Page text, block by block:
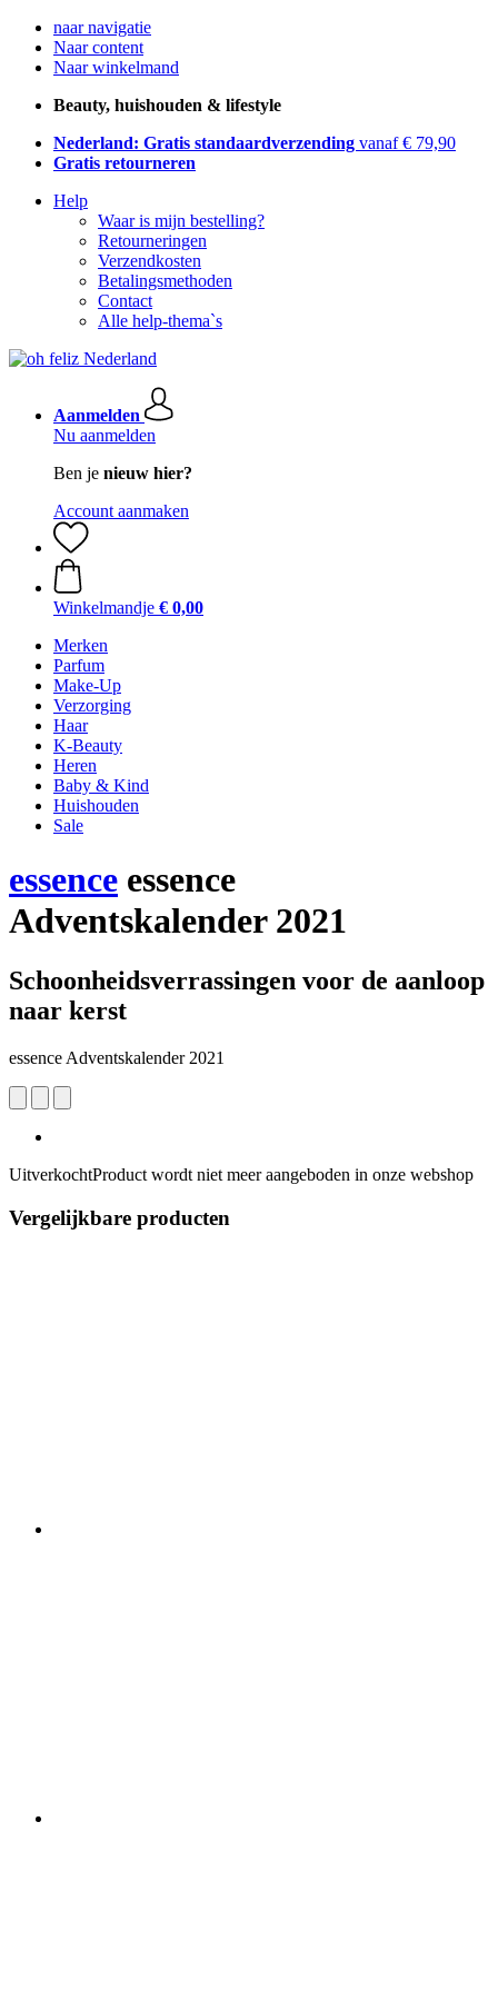
naar navigatie
Naar content
Naar winkelmand
Beauty, huishouden & lifestyle
Nederland: Gratis standaardverzending vanaf € 79,90
Gratis retourneren
Help
Waar is mijn bestelling?
Retourneringen
Verzendkosten
Betalingsmethoden
Contact
Alle help-thema`s
Aanmelden
Nu aanmelden
Ben je nieuw hier?
Account aanmaken
Winkelmandje € 0,00
Merken
Parfum
Make-Up
Verzorging
Haar
K-Beauty
Heren
Baby & Kind
Huishouden
Sale
essence essence
Adventskalender 2021
Schoonheidsverrassingen voor de aanloop
naar kerst
essence Adventskalender 2021
UitverkochtProduct wordt niet meer aangeboden in onze webshop
Vergelijkbare producten